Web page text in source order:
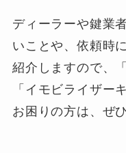
ディーラーや鍵業
いことや、依頼時
紹介しますので、
「イモビライザ
お困りの方は、ぜ